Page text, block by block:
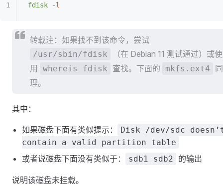
fdisk -l
转载注：如果找不到该命令，尝试
/usr/sbin/fdisk
（在 Debian 11 测试通过）或使
用
whereis fdisk 查找。下面的 mkfs.ext4
同
理。
其中：
如果磁盘下面有类似提示：
Disk /dev/sdc
contain a valid partition table
或者说磁盘下面没有类似于： sdb1 sdb2 的输出
说明该磁盘未挂载。